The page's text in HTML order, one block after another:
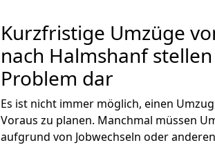
Kurzfristige Umzüge
nach Halmshanf
Problem dar
Es ist nicht immer möglich, einen
Voraus zu planen. Manchmal müssen
aufgrund von Jobwechseln oder